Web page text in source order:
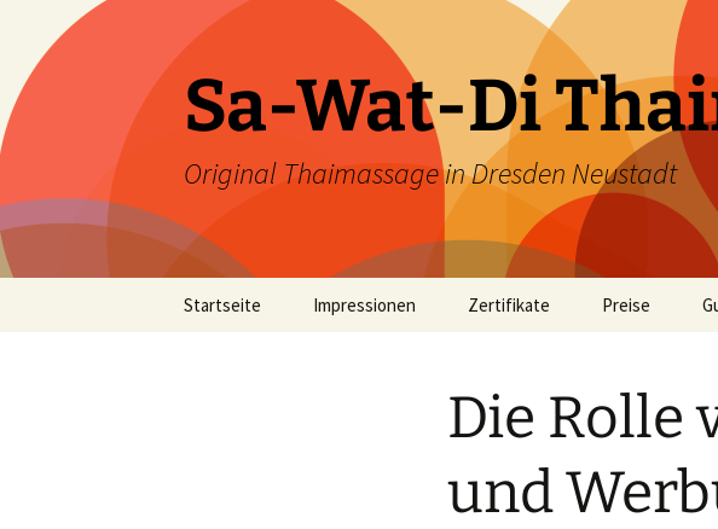
Inhalt
springen
Sa-Wat-Di
Original Thaimassage in Dresden Neustadt
Startseite Impressionen Zertifikate Preise
Die Rolle
und